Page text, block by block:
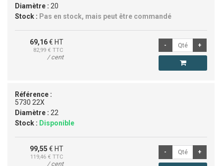
Diamètre : 20
Stock : Pas en stock, mais peut être commandé
69,16€ HT
82,99 € TTC
/ cent
Référence :
5730 22X
Diamètre : 22
Stock : Disponible
99,55 € HT
119,46 € TTC
/ cent